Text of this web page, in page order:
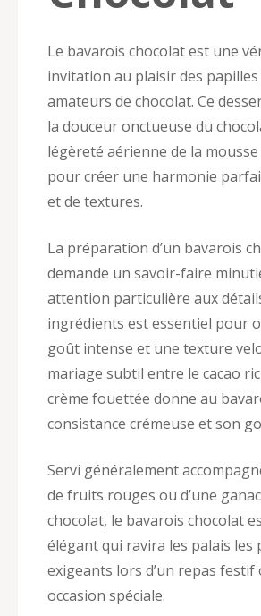
Le bavarois chocolat est une
invitation au plaisir des
amateurs de chocolat. Ce
la douceur onctueuse du
légèreté aérienne de la
pour créer une harmonie
et de textures.
La préparation d’un bavarois
demande un savoir-faire
attention particulière aux
ingrédients est essentiel pour
goût intense et une texture
mariage subtil entre le cacao
crème fouettée donne au
consistance crémeuse et son
Servi généralement
de fruits rouges ou d’une
chocolat, le bavarois chocolat
élégant qui ravira les palais les
exigeants lors d’un repas festif
occasion spéciale.